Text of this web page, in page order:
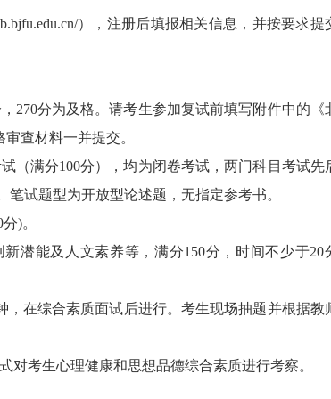
），注册后填报相关信息，并按要求提
270分为及格。请考生参加复试前填写附件中的《
查材料一并提交。
（满分100分），均为闭卷考试，两门科目考试先
试题型为开放型论述题，无指定参考书。
)。
潜能及人文素养等，满分150分，时间不少于20
在综合素质面试后进行。考生现场抽题并根据教
对考生心理健康和思想品德综合素质进行考察。